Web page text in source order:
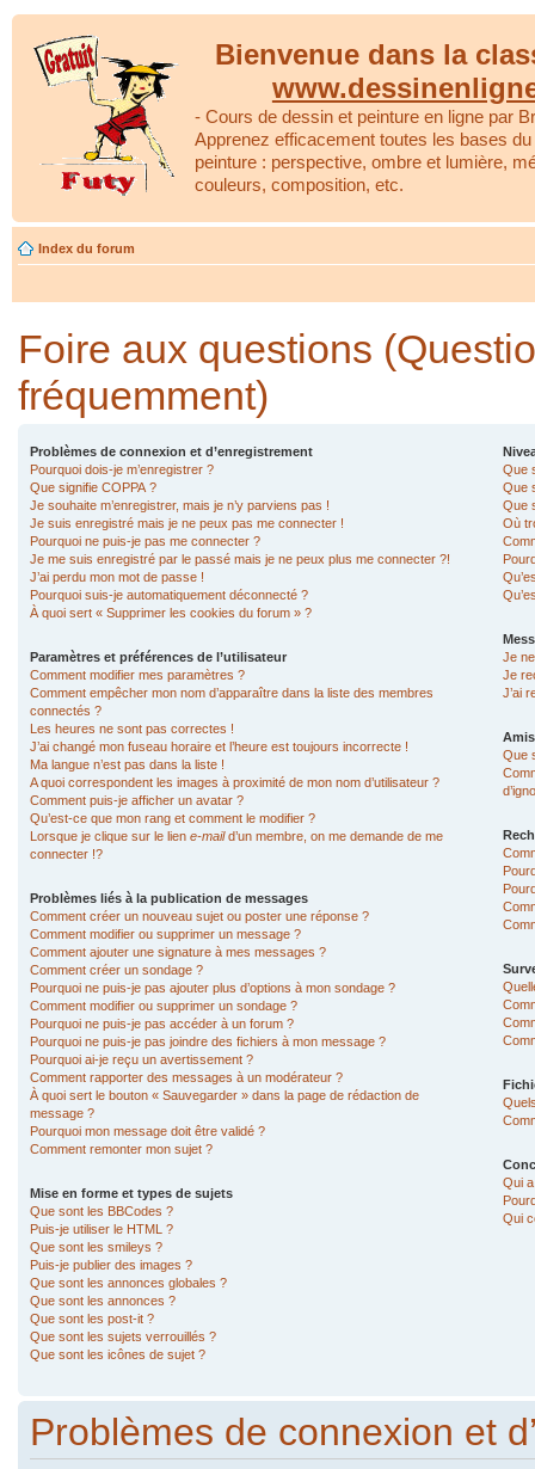
Bienvenue dans la
- Cours de dessin et peinture en ligne par
Apprenez efficacement toutes les bases
peinture : perspective, ombre et lumière,
couleurs, composition, etc.
Index du forum
Foire aux questions
fréquemment)
Problèmes de connexion et d’enregistrement
Pourquoi dois-je m’enregistrer ?
Que signifie COPPA ?
Je souhaite m’enregistrer, mais je n’y parviens pas !
Je suis enregistré mais je ne peux pas me connecter !
Pourquoi ne puis-je pas me connecter ?
Je me suis enregistré par le passé mais je ne peux plus me connecter ?!
J’ai perdu mon mot de passe !
Pourquoi suis-je automatiquement déconnecté ?
À quoi sert « Supprimer les cookies du forum » ?
Paramètres et préférences de l’utilisateur
Comment modifier mes paramètres ?
Comment empêcher mon nom d’apparaître dans la liste des membres
connectés ?
Les heures ne sont pas correctes !
J’ai changé mon fuseau horaire et l’heure est toujours incorrecte !
Ma langue n’est pas dans la liste !
A quoi correspondent les images à proximité de mon nom d’utilisateur ?
Comment puis-je afficher un avatar ?
Qu’est-ce que mon rang et comment le modifier ?
Lorsque je clique sur le lien e-maild’un membre, on me demande de me
connecter !?
Problèmes liés à la publication de messages
Comment créer un nouveau sujet ou poster une réponse ?
Comment modifier ou supprimer un message ?
Comment ajouter une signature à mes messages ?
Comment créer un sondage ?
Pourquoi ne puis-je pas ajouter plus d’options à mon sondage ?
Comment modifier ou supprimer un sondage ?
Pourquoi ne puis-je pas accéder à un forum ?
Pourquoi ne puis-je pas joindre des fichiers à mon message ?
Pourquoi ai-je reçu un avertissement ?
Comment rapporter des messages à un modérateur ?
À quoi sert le bouton « Sauvegarder » dans la page de rédaction de
message ?
Pourquoi mon message doit être validé ?
Comment remonter mon sujet ?
Mise en forme et types de sujets
Que sont les BBCodes ?
Puis-je utiliser le HTML ?
Que sont les smileys ?
Puis-je publier des images ?
Que sont les annonces globales ?
Que sont les annonces ?
Que sont les post-it ?
Que sont les sujets verrouillés ?
Que sont les icônes de sujet ?
Que
Que
Que
Où
Je
Je
J’ai
Que
Qui
Qui
Problèmes de connexion et